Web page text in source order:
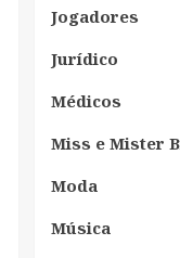
Jogadores
Jurídico
Médicos
Miss e Mister
Moda
Música